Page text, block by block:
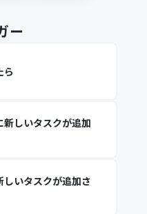
ー
ら
しいタスクが追加
いタスクが追加さ